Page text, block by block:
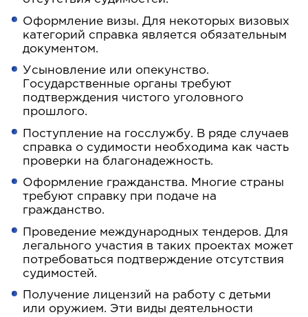
Оформление визы. Для некоторых визовых
категорий справка является обязательным
документом.
Усыновление или опекунство.
Государственные органы требуют
подтверждения чистого уголовного
прошлого.
Поступление на госслужбу. В ряде случаев
справка о судимости необходима как часть
проверки на благонадежность.
Оформление гражданства. Многие страны
требуют справку при подаче на
гражданство.
Проведение международных тендеров. Для
легального участия в таких проектах может
потребоваться подтверждение отсутствия
судимостей.
Получение лицензий на работу с детьми
или оружием. Эти виды деятельности